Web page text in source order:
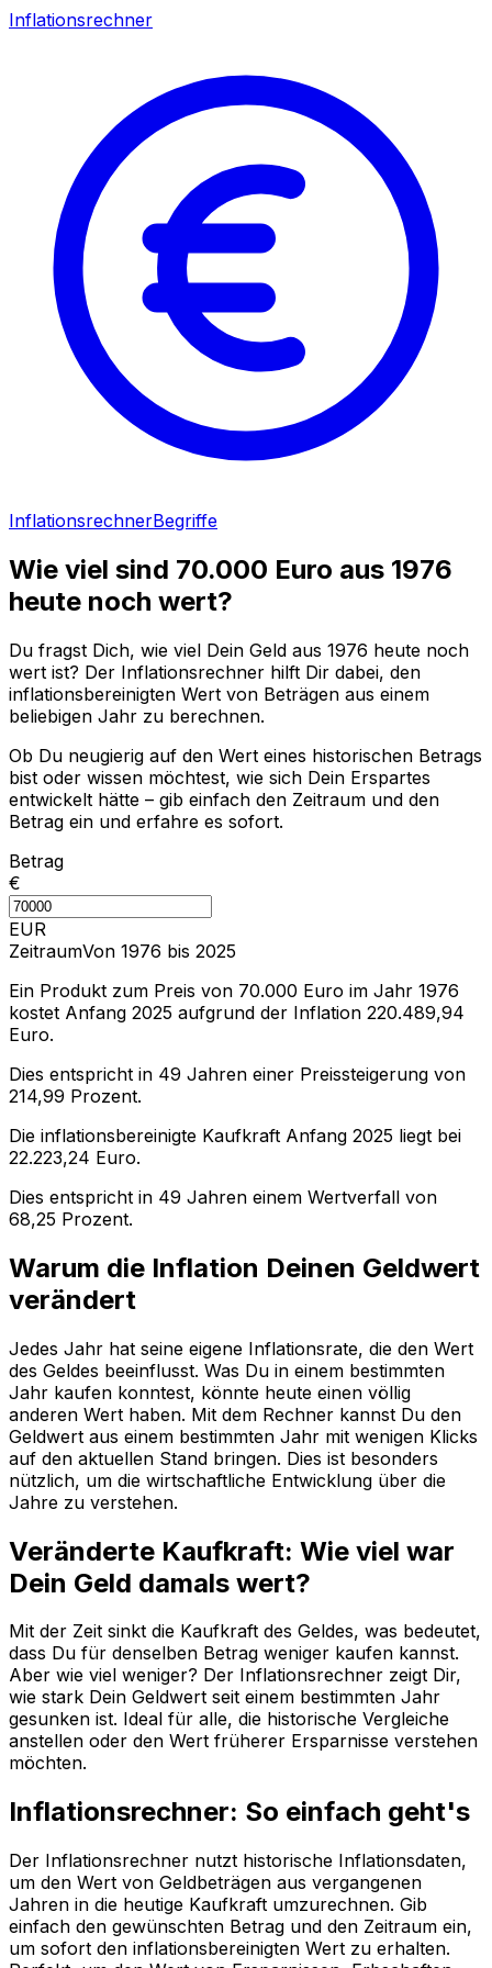
Inflationsrechner
InflationsrechnerBegriffe
Wie viel sind 70.000 Euro aus 1976
heute noch wert?
Du fragst Dich, wie viel Dein Geld aus 1976 heute noch
wert ist? Der Inflationsrechner hilft Dir dabei, den
inflationsbereinigten Wert von Beträgen aus einem
beliebigen Jahr zu berechnen.
Ob Du neugierig auf den Wert eines historischen Betrags
bist oder wissen möchtest, wie sich Dein Erspartes
entwickelt hätte – gib einfach den Zeitraum und den
Betrag ein und erfahre es sofort.
Betrag
€
EUR
ZeitraumVon 1976 bis 2025
Ein Produkt zum Preis von 70.000 Euro im Jahr 1976
kostet Anfang 2025 aufgrund der Inflation 220.489,94
Euro.
Dies entspricht in 49 Jahren einer Preissteigerung von
214,99 Prozent.
Die inflationsbereinigte Kaufkraft Anfang 2025 liegt bei
22.223,24 Euro.
Dies entspricht in 49 Jahren einem Wertverfall von
68,25 Prozent.
Warum die Inflation Deinen Geldwert
verändert
Jedes Jahr hat seine eigene Inflationsrate, die den Wert
des Geldes beeinflusst. Was Du in einem bestimmten
Jahr kaufen konntest, könnte heute einen völlig
anderen Wert haben. Mit dem Rechner kannst Du den
Geldwert aus einem bestimmten Jahr mit wenigen Klicks
auf den aktuellen Stand bringen. Dies ist besonders
nützlich, um die wirtschaftliche Entwicklung über die
Jahre zu verstehen.
Veränderte Kaufkraft: Wie viel war
Dein Geld damals wert?
Mit der Zeit sinkt die Kaufkraft des Geldes, was bedeutet,
dass Du für denselben Betrag weniger kaufen kannst.
Aber wie viel weniger? Der Inflationsrechner zeigt Dir,
wie stark Dein Geldwert seit einem bestimmten Jahr
gesunken ist. Ideal für alle, die historische Vergleiche
anstellen oder den Wert früherer Ersparnisse verstehen
möchten.
Inflationsrechner: So einfach geht's
Der Inflationsrechner nutzt historische Inflationsdaten,
um den Wert von Geldbeträgen aus vergangenen
Jahren in die heutige Kaufkraft umzurechnen. Gib
einfach den gewünschten Betrag und den Zeitraum ein,
um sofort den inflationsbereinigten Wert zu erhalten.